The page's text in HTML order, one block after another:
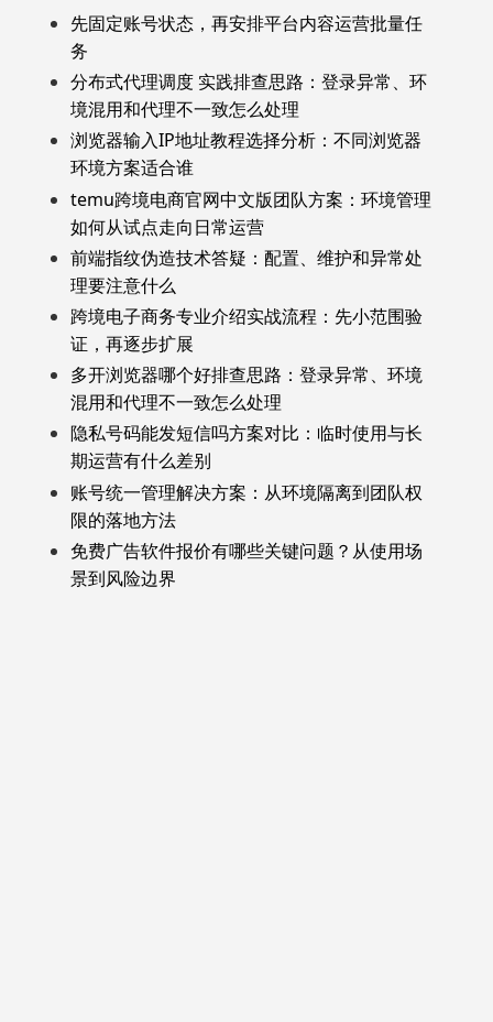
先固定账号状态，再安排平台内容运营批量任
务
分布式代理调度 实践排查思路：登录异常、环
境混用和代理不一致怎么处理
浏览器输入IP地址教程选择分析：不同浏览器
环境方案适合谁
temu跨境电商官网中文版团队方案：环境管理
如何从试点走向日常运营
前端指纹伪造技术答疑：配置、维护和异常处
理要注意什么
跨境电子商务专业介绍实战流程：先小范围验
证，再逐步扩展
多开浏览器哪个好排查思路：登录异常、环境
混用和代理不一致怎么处理
隐私号码能发短信吗方案对比：临时使用与长
期运营有什么差别
账号统一管理解决方案：从环境隔离到团队权
限的落地方法
免费广告软件报价有哪些关键问题？从使用场
景到风险边界